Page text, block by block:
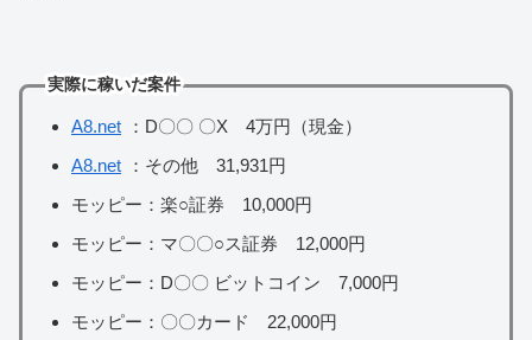
実際に稼いだ案件
A8.net
：D〇〇 〇X 4万円（現金）
A8.net
：その他 31,931円
モッピー：楽○証券 10,000円
モッピー：マ〇〇○ス証券 12,000円
モッピー：D〇〇 ビットコイン 7,000円
モッピー：〇〇カード 22,000円